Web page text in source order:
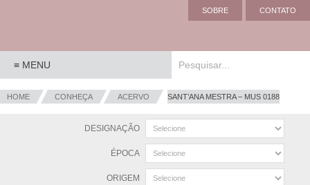
SOBRE CONTATO
HOME CONHEÇA ACERVO SANT’ANA MESTRA – MUS 0188
DESIGNAÇÃO
ÉPOCA
ORIGEM